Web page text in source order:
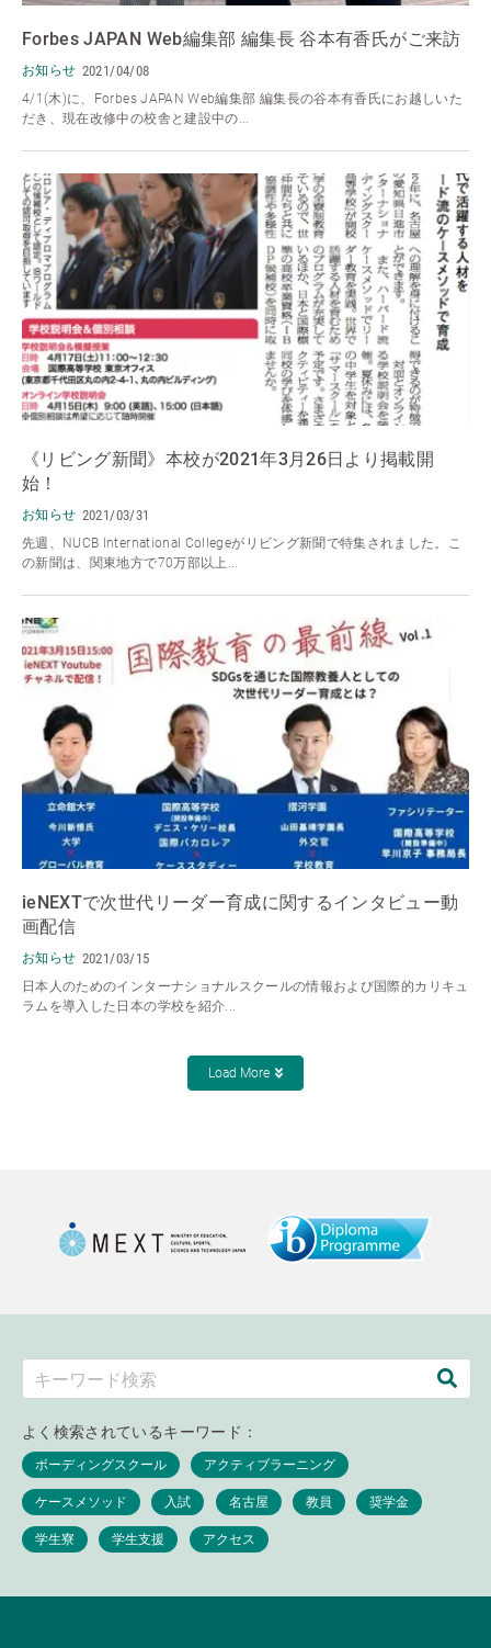
Forbes JAPAN Web編集部 編集長 谷本有香氏がご来訪
お知らせ 2021/04/08
4/1(木)に、Forbes JAPAN Web編集部 編集長の谷本有香氏にお越しいた
だき、現在改修中の校舎と建設中の...
《リビング新聞》本校が2021年3月26日より掲載開
始！
お知らせ 2021/03/31
先週、NUCB International Collegeがリビング新聞で特集されました。こ
の新聞は、関東地方で70万部以上...
ieNEXTで次世代リーダー育成に関するインタビュー動
画配信
お知らせ 2021/03/15
日本人のためのインターナショナルスクールの情報および国際的カリキュ
ラムを導入した日本の学校を紹介...
Load More
よく検索されているキーワード：